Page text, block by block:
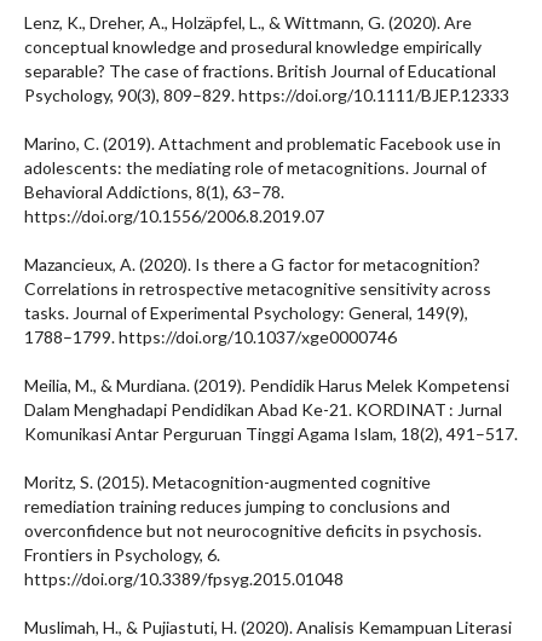
Lenz, K., Dreher, A., Holzäpfel, L., & Wittmann, G. (2020). Are
conceptual knowledge and prosedural knowledge empirically
separable? The case of fractions. British Journal of Educational
Psychology, 90(3), 809–829. https://doi.org/10.1111/BJEP.12333
Marino, C. (2019). Attachment and problematic Facebook use in
adolescents: the mediating role of metacognitions. Journal of
Behavioral Addictions, 8(1), 63–78.
https://doi.org/10.1556/2006.8.2019.07
Mazancieux, A. (2020). Is there a G factor for metacognition?
Correlations in retrospective metacognitive sensitivity across
tasks. Journal of Experimental Psychology: General, 149(9),
1788–1799. https://doi.org/10.1037/xge0000746
Meilia, M., & Murdiana. (2019). Pendidik Harus Melek Kompetensi
Dalam Menghadapi Pendidikan Abad Ke-21. KORDINAT : Jurnal
Komunikasi Antar Perguruan Tinggi Agama Islam, 18(2), 491–517.
Moritz, S. (2015). Metacognition-augmented cognitive
remediation training reduces jumping to conclusions and
overconfidence but not neurocognitive deficits in psychosis.
Frontiers in Psychology, 6.
https://doi.org/10.3389/fpsyg.2015.01048
Muslimah, H., & Pujiastuti, H. (2020). Analisis Kemampuan Literasi